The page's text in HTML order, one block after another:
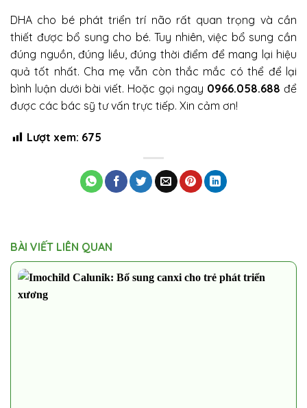
DHA cho bé phát triển trí não rất quan trọng và cần
thiết được bổ sung cho bé. Tuy nhiên, việc bổ sung cần
đúng nguồn, đúng liều, đúng thời điểm để mang lại hiệu
quả tốt nhất. Cha mẹ vẫn còn thắc mắc có thể để lại
bình luận dưới bài viết. Hoặc gọi ngay 0966.058.688 để
được các bác sỹ tư vấn trực tiếp. Xin cảm ơn!
Lượt xem: 675
BÀI VIẾT LIÊN QUAN